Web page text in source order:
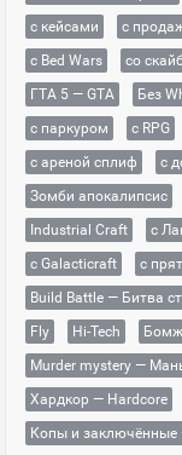
с кейсами
с
с Bed Wars
со
ГТА 5 — GTA
Без
с паркуром
с RPG
с ареной сплиф
с
Зомби апокалипсис
Industrial Craft
с
с Galacticraft
с
Build Battle — Битва
Fly
Hi-Tech
Murder mystery —
Хардкор — Hardcore
Копы и заключённые